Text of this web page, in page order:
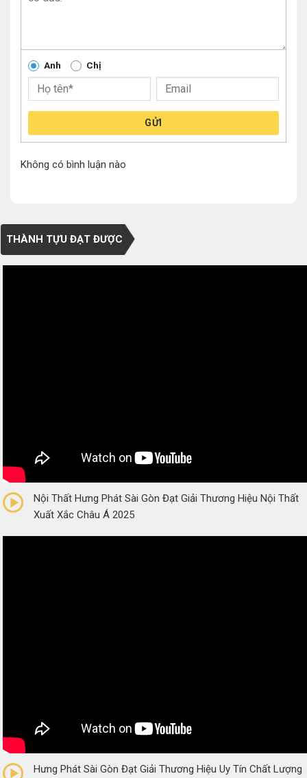
Anh Chị
GỬI
Không có bình luận nào
THÀNH TỰU ĐẠT ĐƯỢC
(0 Reviews)
Nội Thất Hưng Phát Sài Gòn Đạt Giải Thương Hiệu Nội Thất
Xuất Xắc Châu Á 2025
(0 Reviews)
Hưng Phát Sài Gòn Đạt Giải Thương Hiệu Uy Tín Chất Lượng